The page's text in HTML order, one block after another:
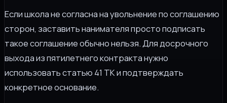
Если школа не согласна на увольнение по соглашению
сторон, заставить нанимателя просто подписать
такое соглашение обычно нельзя. Для досрочного
выхода из пятилетнего контракта нужно
использовать статью 41 ТК и подтверждать
конкретное основание.